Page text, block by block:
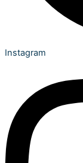
Instagram